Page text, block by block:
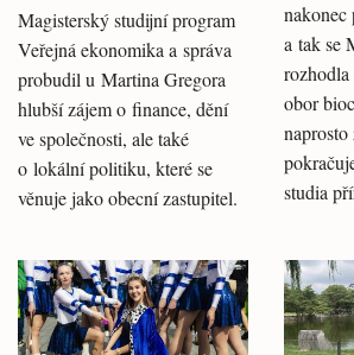
Magisterský studijní program
Veřejná ekonomika a správa
probudil u Martina Gregora
hlubší zájem o finance, dění
ve společnosti, ale také
o lokální politiku, které se
věnuje jako obecní zastupitel.
nakonec
a tak se
rozhodla
obor
naprosto
studia